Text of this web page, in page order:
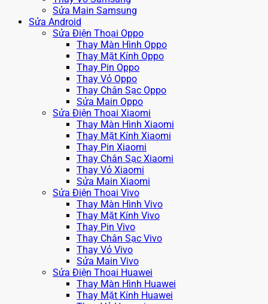
Sửa Main Samsung
Sửa Android
Sửa Điện Thoại Oppo
Thay Màn Hình Oppo
Thay Mặt Kính Oppo
Thay Pin Oppo
Thay Vỏ Oppo
Thay Chân Sạc Oppo
Sửa Main Oppo
Sửa Điện Thoại Xiaomi
Thay Màn Hình Xiaomi
Thay Mặt Kính Xiaomi
Thay Pin Xiaomi
Thay Chân Sạc Xiaomi
Thay Vỏ Xiaomi
Sửa Main Xiaomi
Sửa Điện Thoại Vivo
Thay Màn Hình Vivo
Thay Mặt Kính Vivo
Thay Pin Vivo
Thay Chân Sạc Vivo
Thay Vỏ Vivo
Sửa Main Vivo
Sửa Điện Thoại Huawei
Thay Màn Hình Huawei
Thay Mặt Kính Huawei